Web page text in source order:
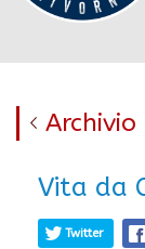
Archivio
Vita da
Twitter